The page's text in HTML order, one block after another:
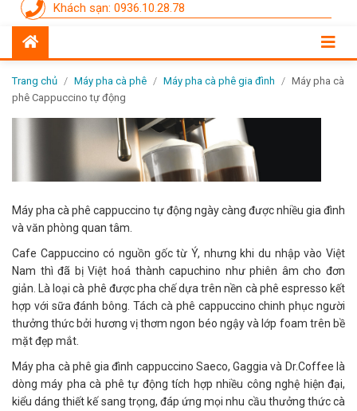
Khách sạn: 0936.10.28.78
SỰ KIỆN THƯƠNG HIỆU
LIÊN HỆ
Trang chủ / Máy pha cà phê / Máy pha cà phê gia đình / Máy pha cà
phê Cappuccino tự động
Máy pha cà phê cappuccino tự động ngày càng được nhiều gia đình
và văn phòng quan tâm.
Cafe Cappuccino có nguồn gốc từ Ý, nhưng khi du nhập vào Việt
Nam thì đã bị Việt hoá thành capuchino như phiên âm cho đơn
giản. Là loại cà phê được pha chế dựa trên nền cà phê espresso kết
hợp với sữa đánh bông. Tách cà phê cappuccino chinh phục người
thưởng thức bởi hương vị thơm ngon béo ngậy và lớp foam trên bề
mặt đẹp mắt.
Máy pha cà phê gia đình cappuccino Saeco, Gaggia và Dr.Coffee là
dòng máy pha cà phê tự động tích hợp nhiều công nghệ hiện đại,
kiểu dáng thiết kế sang trọng, đáp ứng mọi nhu cầu thưởng thức cà